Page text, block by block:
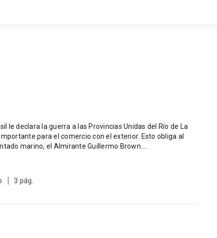
le declara la guerra a las Provincias Unidas del Río de La
para el comercio con el exterior. Esto obliga al
marino, el Almirante Guillermo Brown....
3 pág.